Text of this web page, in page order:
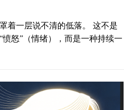
着一层说不清的低落。 这不是
怒”（情绪），而是一种持续一
”。 过去十年，品牌们都在痴
伞。 当近80%的消费者承认会
，消费已经变成了一场自我心理